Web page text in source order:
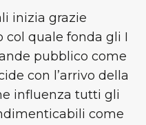
inizia grazie
col quale fonda gli I
pubblico come
con l’arrivo della
influenza tutti gli
come